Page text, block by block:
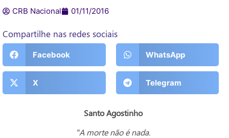
CRB Nacional 01/11/2016
Compartilhe nas redes sociais
Facebook WhatsApp
X Telegram
Santo Agostinho
“A morte não é nada.